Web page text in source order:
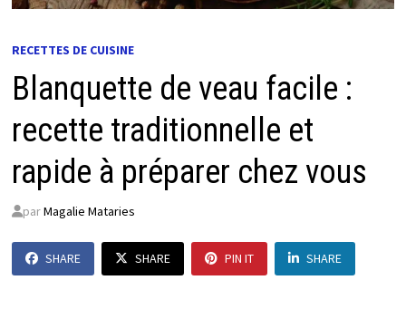
RECETTES DE CUISINE
Blanquette de veau facile :
recette traditionnelle et
rapide à préparer chez vous
parMagalie Mataries
SHARE SHARE PIN IT SHARE